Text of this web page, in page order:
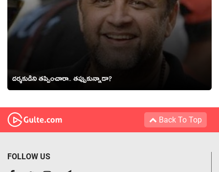
ద‌ర్శ‌కుడిని త‌ప్పించారా.. త‌ప్పుకున్నాడా?
Back To Top
FOLLOW US